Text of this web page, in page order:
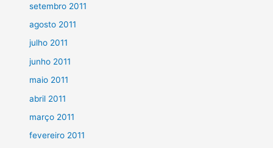
setembro 2011
agosto 2011
julho 2011
junho 2011
maio 2011
abril 2011
março 2011
fevereiro 2011